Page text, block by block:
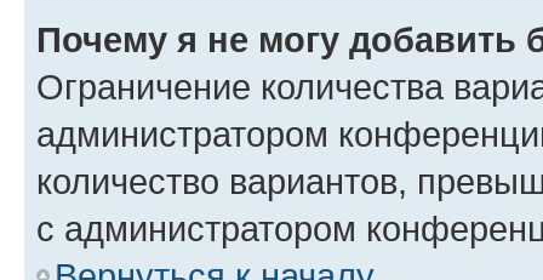
Почему я не могу добавить
Ограничение количества
администратором
количество вариантов,
с администратором